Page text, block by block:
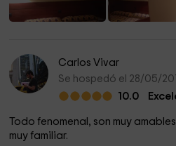
¿Que se puede hacer en
Kayaks
Enoturismo
Visitar Riaza, Ayllón, Pedraza,
Carlos Vivar
Se hospedó el 28/05/
10.0
Todo fenomenal, son muy
muy familiar.